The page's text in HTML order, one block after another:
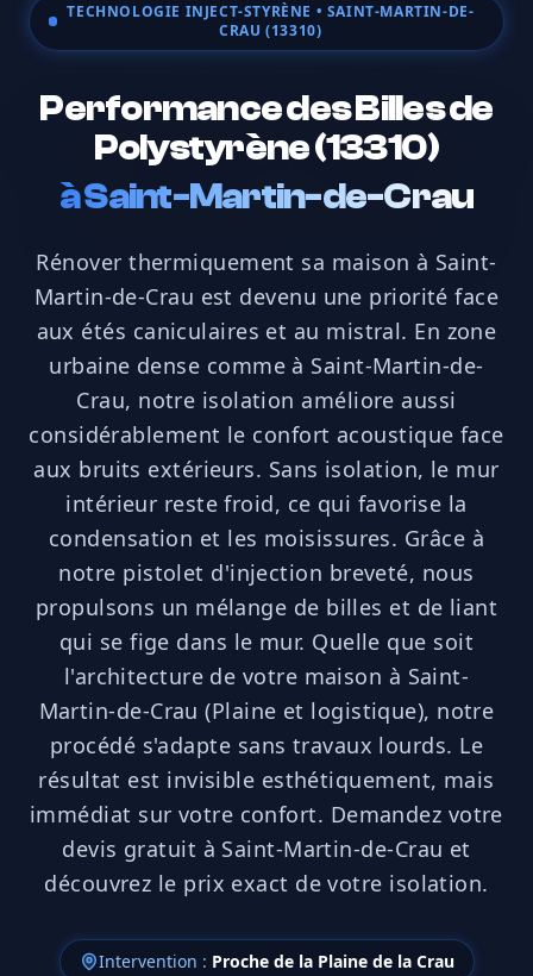
TECHNOLOGIE INJECT-STYRÈNE • SAINT-MARTIN-DE-
CRAU (13310)
Performance des Billes de
Polystyrène (13310)
àSaint-Martin-de-Crau
Rénover thermiquement sa maison à Saint-
Martin-de-Crau est devenu une priorité face
aux étés caniculaires et au mistral. En zone
urbaine dense comme à Saint-Martin-de-
Crau, notre isolation améliore aussi
considérablement le confort acoustique face
aux bruits extérieurs. Sans isolation, le mur
intérieur reste froid, ce qui favorise la
condensation et les moisissures. Grâce à
notre pistolet d'injection breveté, nous
propulsons un mélange de billes et de liant
qui se fige dans le mur. Quelle que soit
l'architecture de votre maison à Saint-
Martin-de-Crau (Plaine et logistique), notre
procédé s'adapte sans travaux lourds. Le
résultat est invisible esthétiquement, mais
immédiat sur votre confort. Demandez votre
devis gratuit à Saint-Martin-de-Crau et
découvrez le prix exact de votre isolation.
Intervention : Proche de la Plaine de la Crau